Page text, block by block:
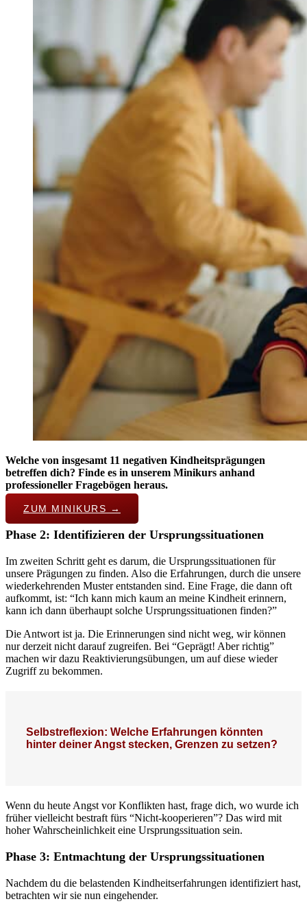
Welche von insgesamt 11 negativen Kindheitsprägungen
betreffen dich? Finde es in unserem Minikurs anhand
professioneller Fragebögen heraus.
ZUM MINIKURS →
Phase 2: Identifizieren der Ursprungssituationen
Im zweiten Schritt geht es darum, die Ursprungssituationen für
unsere Prägungen zu finden. Also die Erfahrungen, durch die unsere
wiederkehrenden Muster entstanden sind. Eine Frage, die dann oft
aufkommt, ist: “Ich kann mich kaum an meine Kindheit erinnern,
kann ich dann überhaupt solche Ursprungssituationen finden?”
Die Antwort ist ja. Die Erinnerungen sind nicht weg, wir können
nur derzeit nicht darauf zugreifen. Bei “Geprägt! Aber richtig”
machen wir dazu Reaktivierungsübungen, um auf diese wieder
Zugriff zu bekommen.
Selbstreflexion: Welche Erfahrungen könnten
hinter deiner Angst stecken, Grenzen zu setzen?
Wenn du heute Angst vor Konflikten hast, frage dich, wo wurde ich
früher vielleicht bestraft fürs “Nicht-kooperieren”? Das wird mit
hoher Wahrscheinlichkeit eine Ursprungssituation sein.
Phase 3: Entmachtung der Ursprungssituationen
Nachdem du die belastenden Kindheitserfahrungen identifiziert hast,
betrachten wir sie nun eingehender.